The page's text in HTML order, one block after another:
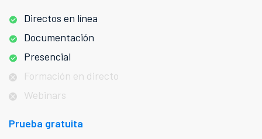
Directos en línea
Documentación
Presencial
Formación en directo
Webinars
Prueba gratuita